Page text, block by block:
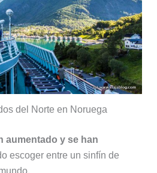
del Norte en Noruega
aumentado y se han
escoger entre un sinfín de